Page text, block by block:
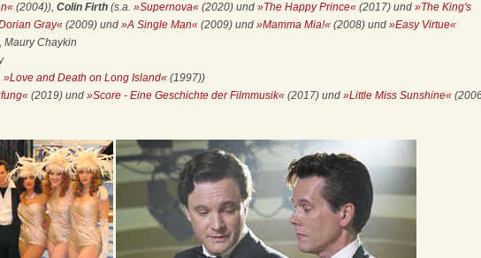
(2004)), Colin Firth (s.a. »Supernova« (2020) und »The Happy Prince« (2017) und »The King's
Gray« (2009) und »A Single Man« (2009) und »Mamma Mia!« (2008) und »Easy Virtue«
Maury Chaykin
»Love and Death on Long Island« (1997))
(2019) und »Score - Eine Geschichte der Filmmusik« (2017) und »Little Miss Sunshine«